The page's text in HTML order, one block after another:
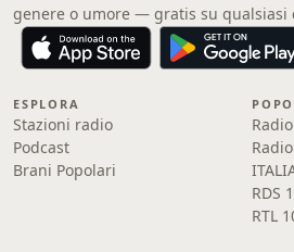
genere o umore — gratis su qualsiasi
ESPLORA
Stazioni radio
Podcast
Brani Popolari
RDS
RTL